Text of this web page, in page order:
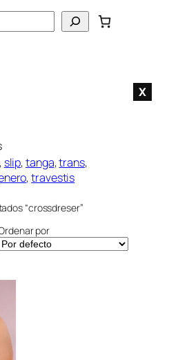
X
, slip, tanga, trans,
, travestis
“crossdreser”
por